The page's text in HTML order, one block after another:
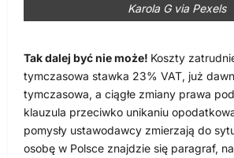
Karola G via Pexels
Tak dalej być nie może! Koszty
tymczasowa stawka 23% VAT, już
tymczasowa, a ciągłe zmiany prawa
klauzula przeciwko unikaniu
pomysły ustawodawcy zmierzają do
osobę w Polsce znajdzie się paragraf,